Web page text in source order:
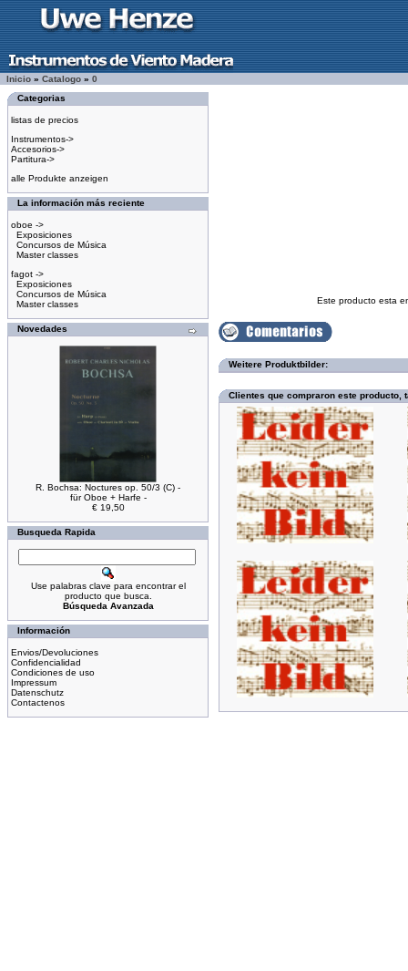
Inicio » Catalogo » 0
Categorias
listas de precios
Instrumentos->
Accesorios->
Partitura->
alle Produkte anzeigen
La información más reciente
oboe ->
Exposiciones
Concursos de Música
Master classes
fagot ->
Exposiciones
Concursos de Música
Master classes
Novedades
R. Bochsa: Noctures op. 50/3 (C) -
für Oboe + Harfe -
€ 19,50
Busqueda Rapida
Use palabras clave para encontrar el
producto que busca.
Búsqueda Avanzada
Información
Envios/Devoluciones
Confidencialidad
Condiciones de uso
Impressum
Datenschutz
Contactenos
Este producto esta
Weitere Produktbilder:
Clientes que compraron este producto,